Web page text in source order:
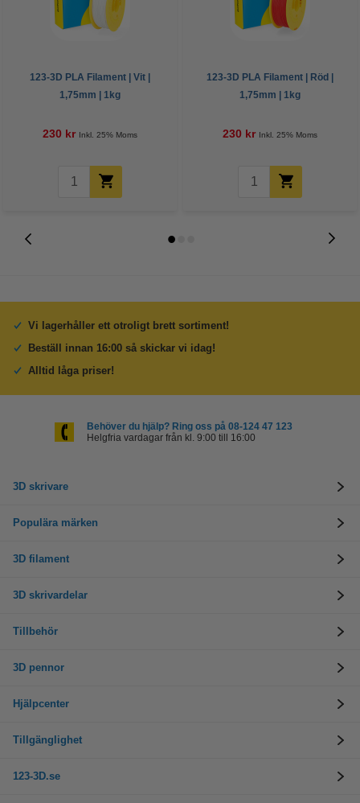
123-3D PLA Filament | Vit |
1,75mm | 1kg
230 kr Inkl. 25% Moms
123-3D PLA Filament | Röd |
1,75mm | 1kg
230 kr Inkl. 25% Moms
Vi lagerhåller ett otroligt brett sortiment!
Beställ innan 16:00 så skickar vi idag!
Alltid låga priser!
Behöver du hjälp? Ring oss på 08-124 47 123
Helgfria vardagar från kl. 9:00 till 16:00
3D skrivare
Populära märken
3D filament
3D skrivardelar
Tillbehör
3D pennor
Hjälpcenter
Tillgänglighet
123-3D.se